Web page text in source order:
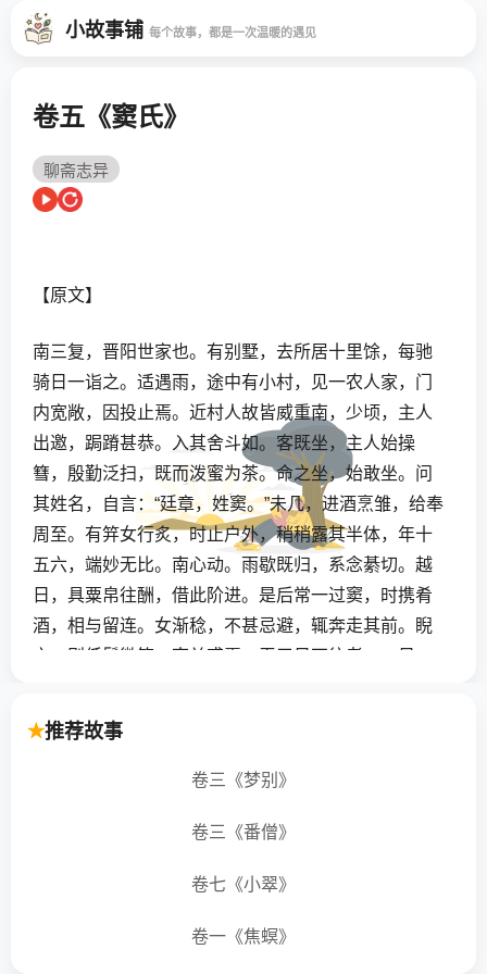
小故事铺 每个故事，都是一次温暖的遇见
卷五《窦氏》
聊斋志异
【原文】
南三复，晋阳世家也。有别墅，去所居十里馀，每驰
骑日一诣之。适遇雨，途中有小村，见一农人家，门
内宽敞，因投止焉。近村人故皆威重南，少顷，主人
出邀，跼蹐甚恭。入其舍斗如。客既坐，主人始操
篲，殷勤泛扫，既而泼蜜为茶。命之坐，始敢坐。问
其姓名，自言：“廷章，姓窦。”未几，进酒烹雏，给奉
周至。有笄女行炙，时止户外，稍稍露其半体，年十
五六，端妙无比。南心动。雨歇既归，系念綦切。越
日，具粟帛往酬，借此阶进。是后常一过窦，时携肴
酒，相与留连。女渐稔，不甚忌避，辄奔走其前。睨
之，则低鬟微笑。南益惑焉，无三日不往者。一日，
急，峻拒曰：“奴虽贫，要嫁，何贵倨凌人也！”时南失
矢天日，以坚永约，女乃允之。
自此为始，瞰窦他出，即过缱绻。女促之曰：“桑中之
必以为荣，当无不谐。宜速为计！”南诺之。转念农家
岂堪匹耦？姑假其词以因循之。会媒来为议姻于大
推荐故事
卷三《梦别》
卷三《番僧》
卷七《小翠》
卷一《焦螟》